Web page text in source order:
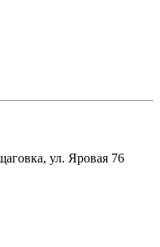
ул. Яровая 76